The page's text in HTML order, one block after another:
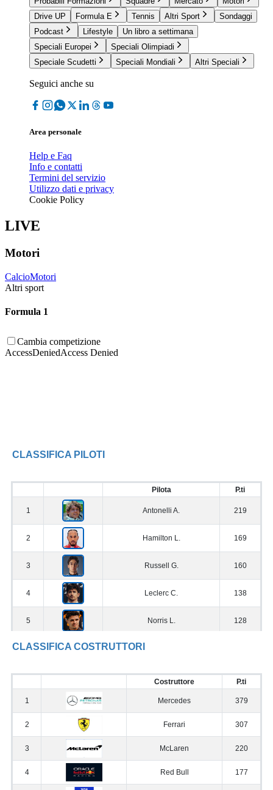
Drive UP
Formula E Tennis Altri Sport
Sondaggi
Podcast
Lifestyle
Un libro a settimana
Speciali Europei
Speciali Olimpiadi
Speciale Scudetti
Speciali Mondiali Altri Speciali
Seguici anche su
Area personale
Help e Faq
Info e contatti
Termini del servizio
Utilizzo dati e privacy
Cookie Policy
LIVE
Motori
CalcioMotori
Altri sport
Formula 1
Cambia competizione